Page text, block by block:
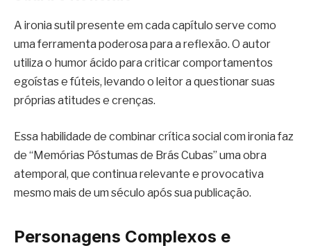
A ironia sutil presente em cada capítulo serve como
uma ferramenta poderosa para a reflexão. O autor
utiliza o humor ácido para criticar comportamentos
egoístas e fúteis, levando o leitor a questionar suas
próprias atitudes e crenças.
Essa habilidade de combinar crítica social com ironia faz
de “Memórias Póstumas de Brás Cubas” uma obra
atemporal, que continua relevante e provocativa
mesmo mais de um século após sua publicação.
Personagens Complexos e